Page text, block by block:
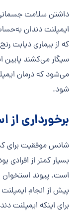
داشتن سلامت
ایمپلنت دندان
که از بیماری دیابت
سیگار می‌کشند
می‌شود که درمان
شود.
برخورداری
شانس موفقیت برای
بسیار کمتر از افرادی
است. پیوند استخوان
پیش از انجام
برای اینکه ایمپلنت